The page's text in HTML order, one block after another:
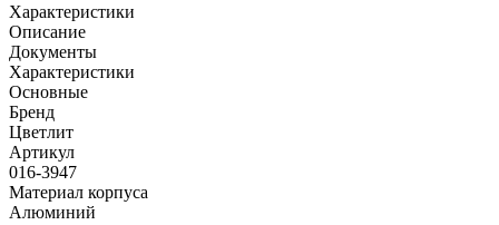
Характеристики
Описание
Документы
Характеристики
Основные
Бренд
Цветлит
Артикул
016-3947
Материал корпуса
Алюминий